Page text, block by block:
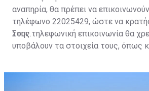
αναπηρία, θα πρέπει να
τηλέφωνο 22025429, ώστε να
τους.
Στην τηλεφωνική επικοινωνία θα
υποβάλουν τα στοιχεία τους, όπως
ονοματεπώνυμο, αριθμός πινακίδας